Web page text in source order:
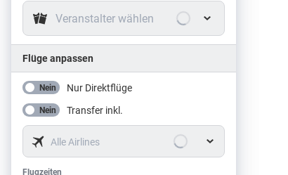
Veranstalter wählen
Flüge anpassen
Nein Nur Direktflüge
Nein Transfer inkl.
Alle Airlines
Flugzeiten
Flugzeiten